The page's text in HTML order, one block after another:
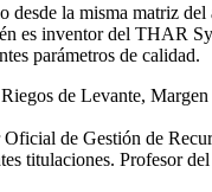
la misma matriz
es inventor del THAR
parámetros de calidad.
de Levante,
de Gestión de
titulaciones. Profesor